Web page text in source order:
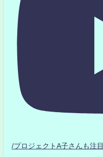
/プロジェクトA子さんも注